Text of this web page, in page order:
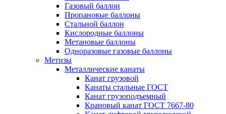
Газовый баллон
Пропановые баллоны
Стальной баллон
Кислородные баллоны
Метановые баллоны
Одноразовые газовые баллоны
Метизы
Металлические канаты
Канат грузовой
Канаты стальные ГОСТ
Канат грузоподъемный
Крановый канат ГОСТ 7667-80